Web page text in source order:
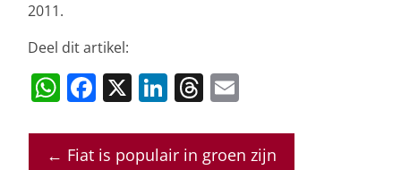
2011.
Deel dit artikel:
W
at
F
c
X Li
k
T
re ai
← Fiat is populair in groen zijn